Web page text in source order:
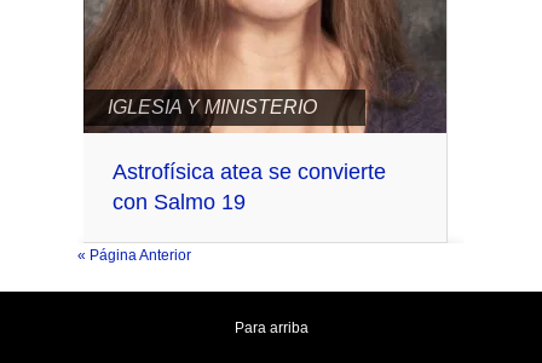
IGLESIA Y MINISTERIO
Astrofísica atea se convierte
con Salmo 19
« Página Anterior
Para arriba